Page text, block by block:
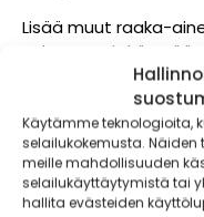
Käytämme teknologioita,
selailukokemusta.
meille mahdollisuuden
selailukäyttäytymistä tai
hallita evästeiden
Lisää muut raaka-
sekaan. Voit
kaikkia, osaa tai
suolan määrä
ovat, eli maista
suolaa tarvittaessa.
Kypsennä ketsuppia